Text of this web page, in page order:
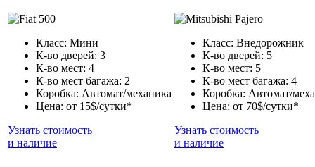
Класс: Мини
К-во дверей: 3
К-во мест: 4
К-во мест багажа: 2
Коробка: Автомат/механика
Цена: от 15$/сутки*
Узнать стоимость
и наличие
Класс: Внедорожник
К-во дверей: 5
К-во мест: 5
К-во мест багажа: 4
Коробка: Автомат/
Цена: от 70$/сутки*
Узнать стоимость
и наличие